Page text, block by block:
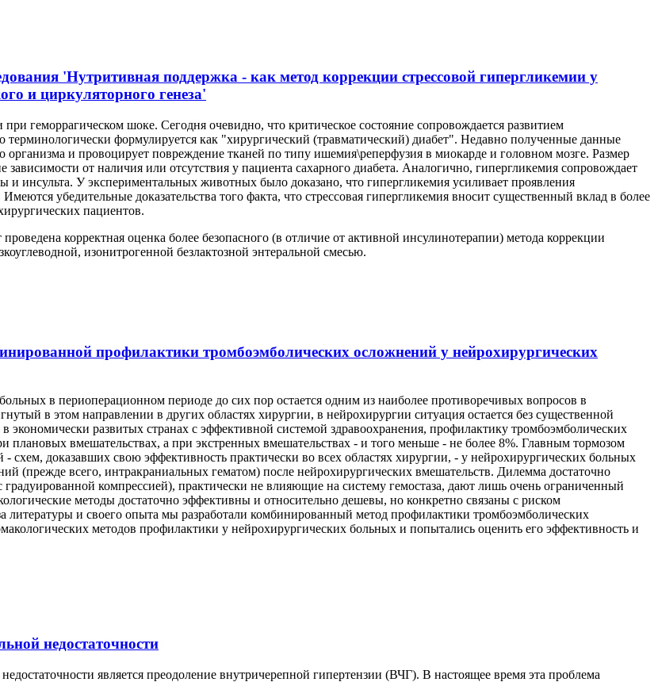
'Нутритивная поддержка - как метод коррекции стрессовой гипергликемии у
и циркуляторного генеза'
геморрагическом шоке. Сегодня очевидно, что критическое состояние сопровождается развитием
терминологически формулируется как "хирургический (травматический) диабет". Недавно полученные данные
организма и провоцирует повреждение тканей по типу ишемия\реперфузия в миокарде и головном мозге. Размер
от наличия или отсутствия у пациента сахарного диабета. Аналогично, гипергликемия сопровождает
инсульта. У экспериментальных животных было доказано, что гипергликемия усиливает проявления
убедительные доказательства того факта, что стрессовая гипергликемия вносит существенный вклад в более
пациентов.
корректная оценка более безопасного (в отличие от активной инсулинотерапии) метода коррекции
изонитрогенной безлактозной энтеральной смесью.
профилактики тромбоэмболических осложнений у нейрохирургических
в периоперационном периоде до сих пор остается одним из наиболее противоречивых вопросов в
в этом направлении в других областях хирургии, в нейрохирургии ситуация остается без существенной
развитых странах с эффективной системой здравоохранения, профилактику тромбоэмболических
вмешательствах, а при экстренных вмешательствах - и того меньше - не более 8%. Главным тормозом
доказавших свою эффективность практически во всех областях хирургии, - у нейрохирургических больных
(прежде всего, интракраниальных гематом) после нейрохирургических вмешательств. Дилемма достаточно
компрессией), практически не влияющие на систему гемостаза, дают лишь очень ограниченный
методы достаточно эффективны и относительно дешевы, но конкретно связаны с риском
и своего опыта мы разработали комбинированный метод профилактики тромбоэмболических
методов профилактики у нейрохирургических больных и попытались оценить его эффективность и
недостаточности
является преодоление внутричерепной гипертензии (ВЧГ). В настоящее время эта проблема